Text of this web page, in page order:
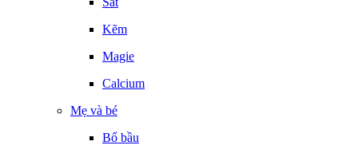
Kẽm
Magie
Calcium
Mẹ và bé
Bổ bầu